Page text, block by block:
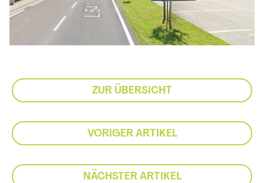
ZUR ÜBERSICHT
VORIGER ARTIKEL
NÄCHSTER ARTIKEL